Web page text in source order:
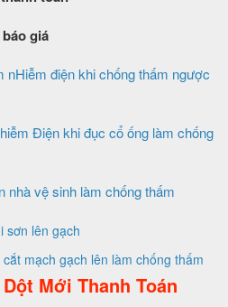
giá
nHiễm điện khi chống thấm ngược
Điện khi đục cổ ống làm chống
nhà vệ sinh làm chống thấm
sơn lên gạch
mạch gạch lên làm chống thấm
Mới Thanh Toán